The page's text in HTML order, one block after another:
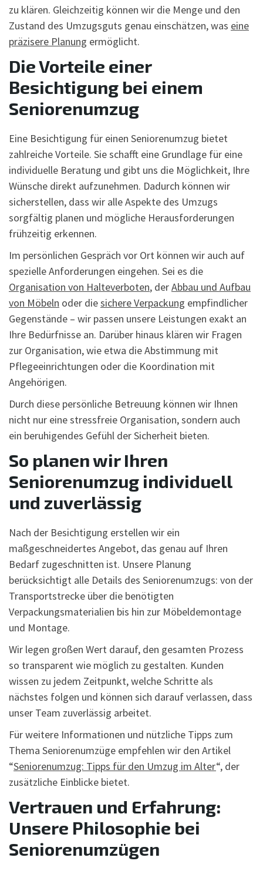
zu klären. Gleichzeitig können wir die Menge und den
Zustand des Umzugsguts genau einschätzen, was eine
präzisere Planung ermöglicht.
Die Vorteile einer
Besichtigung bei einem
Seniorenumzug
Eine Besichtigung für einen Seniorenumzug bietet
zahlreiche Vorteile. Sie schafft eine Grundlage für eine
individuelle Beratung und gibt uns die Möglichkeit, Ihre
Wünsche direkt aufzunehmen. Dadurch können wir
sicherstellen, dass wir alle Aspekte des Umzugs
sorgfältig planen und mögliche Herausforderungen
frühzeitig erkennen.
Im persönlichen Gespräch vor Ort können wir auch auf
spezielle Anforderungen eingehen. Sei es die
Organisation von Halteverboten, derAbbau und Aufbau
von Möbeln oder diesichere Verpackung empfindlicher
Gegenstände – wir passen unsere Leistungen exakt an
Ihre Bedürfnisse an. Darüber hinaus klären wir Fragen
zur Organisation, wie etwa die Abstimmung mit
Pflegeeinrichtungen oder die Koordination mit
Angehörigen.
Durch diese persönliche Betreuung können wir Ihnen
nicht nur eine stressfreie Organisation, sondern auch
ein beruhigendes Gefühl der Sicherheit bieten.
So planen wir Ihren
Seniorenumzug individuell
und zuverlässig
Nach der Besichtigung erstellen wir ein
maßgeschneidertes Angebot, das genau auf Ihren
Bedarf zugeschnitten ist. Unsere Planung
berücksichtigt alle Details des Seniorenumzugs: von der
Transportstrecke über die benötigten
Verpackungsmaterialien bis hin zur Möbeldemontage
und Montage.
Wir legen großen Wert darauf, den gesamten Prozess
so transparent wie möglich zu gestalten. Kunden
wissen zu jedem Zeitpunkt, welche Schritte als
nächstes folgen und können sich darauf verlassen, dass
unser Team zuverlässig arbeitet.
Für weitere Informationen und nützliche Tipps zum
Thema Seniorenumzüge empfehlen wir den Artikel
“Seniorenumzug: Tipps für den Umzug im Alter“, der
zusätzliche Einblicke bietet.
Vertrauen und Erfahrung:
Unsere Philosophie bei
Seniorenumzügen